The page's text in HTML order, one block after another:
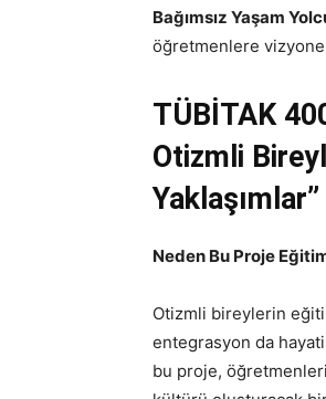
Bağımsız Yaşam
öğretmenlere
TÜBİTAK
Otizmli
Yaklaşımlar”
Neden Bu Proje
Otizmli bireylerin
entegrasyon da
bu proje,